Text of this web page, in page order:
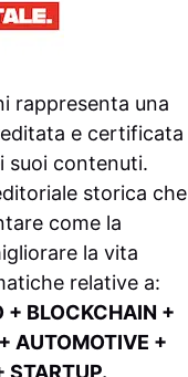
rappresenta una
e certificata
suoi contenuti.
storica che
come la
la vita
relative a:
+ BLOCKCHAIN +
AUTOMOTIVE +
STARTUP.